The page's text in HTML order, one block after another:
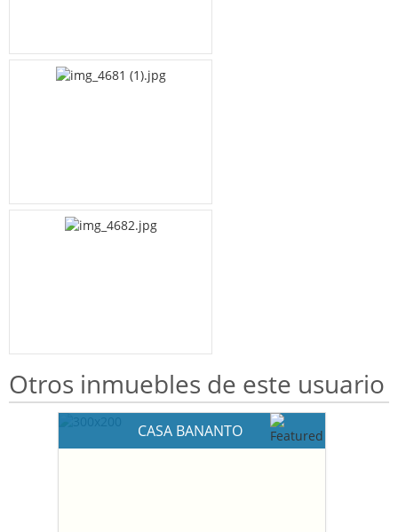
Otros inmuebles de este usuario
CASA BANANTO